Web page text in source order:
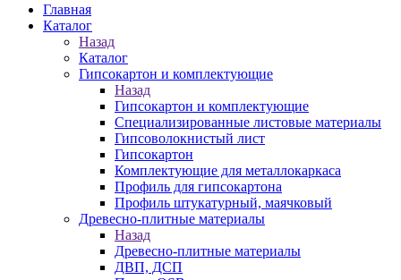
Главная
Каталог
Назад
Каталог
Гипсокартон и комплектующие
Назад
Гипсокартон и комплектующие
Специализированные листовые материалы
Гипсоволокнистый лист
Гипсокартон
Комплектующие для металлокаркаса
Профиль для гипсокартона
Профиль штукатурный, маячковый
Древесно-плитные материалы
Назад
Древесно-плитные материалы
ДВП, ДСП